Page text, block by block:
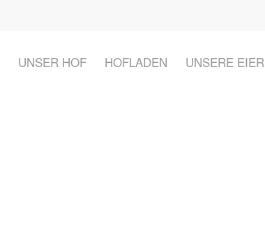
UNSER HOF HOFLADEN UNSERE EIER